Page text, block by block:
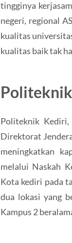
tingginya
negeri, regional
kualitas
kualitas baik tak
Politeknik
Direktorat
meningkatkan
melalui Naskah
Kota kediri pada
dua lokasi yang
Kampus 2